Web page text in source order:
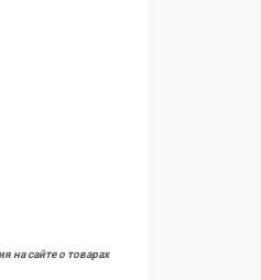
на сайте о товарах